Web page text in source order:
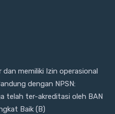
memiliki Izin operasional
dengan NPSN:
telah ter-akreditasi oleh BAN
Baik (B)